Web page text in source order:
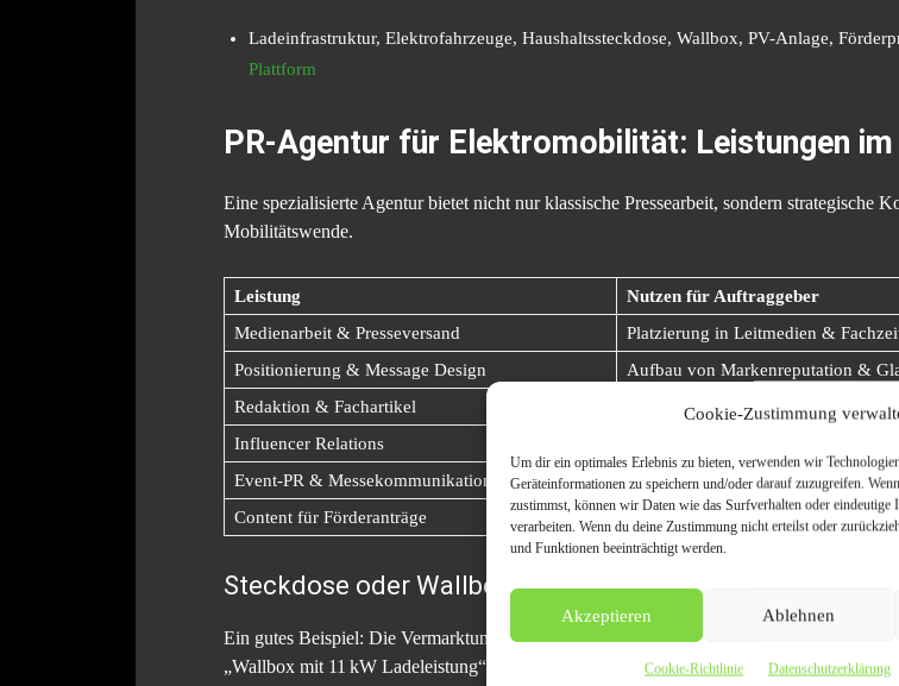
Cookie-Zustimmung
Um dir ein optimales Erlebnis zu bieten, verwenden wir
Geräteinformationen zu speichern und/oder darauf zuzugreifen.
zustimmst, können wir Daten wie das Surfverhalten oder eindeutige
verarbeiten. Wenn du deine Zustimmung nicht erteilst oder
und Funktionen beeinträchtigt werden.
Akzeptieren Ablehnen
Cookie-Richtlinie Datenschutzerklärung
Ladeinfrastruktur, Elektrofahrzeuge, Haushaltssteckdose, Wallbox, PV-Anlage,
Plattform
PR-Agentur für Elektromobilität: Leistungen
Eine spezialisierte Agentur bietet nicht nur klassische Pressearbeit, sondern
Mobilitätswende.
Leistung
Nutzen für Auftraggeber
Medienarbeit & Presseversand
Platzierung in Leitmedien &
Positionierung & Message Design
Aufbau von Markenreputation &
Redaktion & Fachartikel
Fachliche Autorität durch Inhalte
Influencer Relations
Event-PR & Messekommunikation
Sichtbarkeit auf
Content für Förderanträge
Unterstützung bei Anträgen z. B.
Steckdose oder Wallbox? Wie PR-Kommunikation
Ein gutes Beispiel: Die Vermarktung von Heimladelösungen. Während der Laie von
„Wallbox mit 11 kW Ladeleistung“ oder „AC-Ladepunkt gemäß IEC-Norm“. Genau